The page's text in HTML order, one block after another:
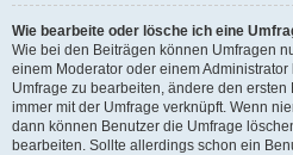
Wie bearbeite oder lösche ich eine
Wie bei den Beiträgen können Umfragen
einem Moderator oder einem
Umfrage zu bearbeiten, ändere den
immer mit der Umfrage verknüpft. Wenn
dann können Benutzer die Umfrage
bearbeiten. Sollte allerdings schon ein